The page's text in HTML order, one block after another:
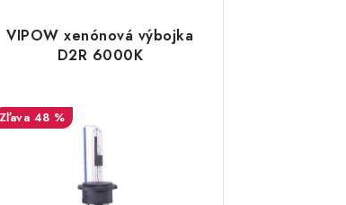
VIPOW xenónová výbojka
D2R 6000K
48 %